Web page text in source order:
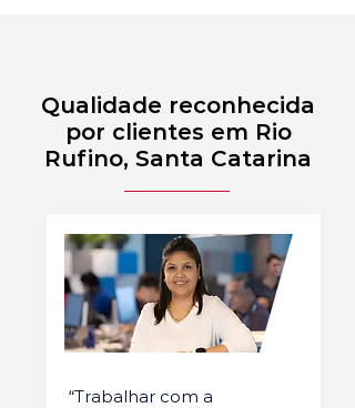
Qualidade reconhecida
por clientes em Rio
Rufino, Santa Catarina
“Trabalhar com a